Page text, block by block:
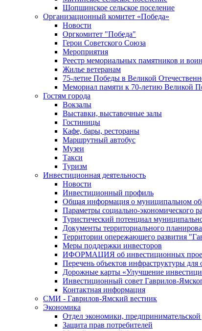
Шопшинское сельское поселение
Организационный комитет «Победа»
Новости
Оргкомитет "Победа"
Герои Советского Союза
Мероприятия
Реестр мемориальных памятников и
Жилье ветеранам
75-летие Победы в Великой
Мемориал памяти к 70-летию Великой
Гостям города
Вокзалы
Выставки, выставочные залы
Гостиницы
Кафе, бары, рестораны
Маршрутный автобус
Музеи
Такси
Туризм
Инвестиционная деятельность
Новости
Инвестиционный профиль
Общая информация о муниципальном
Параметры социально-экономического
Туристический потенциал
Документы территориального
Территории опережающего развития
Меры поддержки инвесторов
ИФОРМАЦИЯ об инвестиционных
Перечень объектов инфраструктуры
Дорожные карты «Улучшение
Инвестиционный совет Гаврилов-
Контактная информация
СМИ - Гаврилов-Ямский вестник
Экономика
Отдел экономики, предпринимательской
Защита прав потребителей